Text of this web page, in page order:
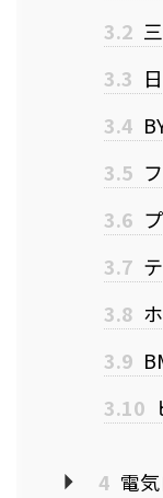
3.2
3.3
3.4
3.5
3.6
3.7
3.8
3.9
3.10
4 電